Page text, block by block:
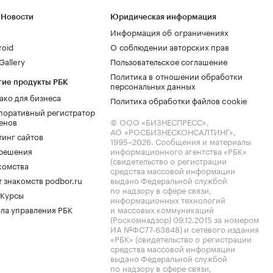
продукты РБК
для бизнеса
регистратор
сайтов
знакомств podbor.ru
управления РБК
Юридическая информация
Информация об ограничениях
О соблюдении авторских прав
Пользовательское соглашение
Политика в отношении обработки
персональных данных
Политика обработки файлов cookie
© ООО «БИЗНЕСПРЕСС»,
АО «РОСБИЗНЕСКОНСАЛТИНГ»,
1995–2026. Сообщения и материалы
информационного агентства «РБК»
(свидетельство о регистрации
средства массовой информации
выдано Федеральной службой
по надзору в сфере связи,
информационных технологий
и массовых коммуникаций
(Роскомнадзор) 09.12.2015 за номером
ИА №ФС77-63848) и сетевого издания
«РБК» (свидетельство о регистрации
средства массовой информации
выдано Федеральной службой
по надзору в сфере связи,